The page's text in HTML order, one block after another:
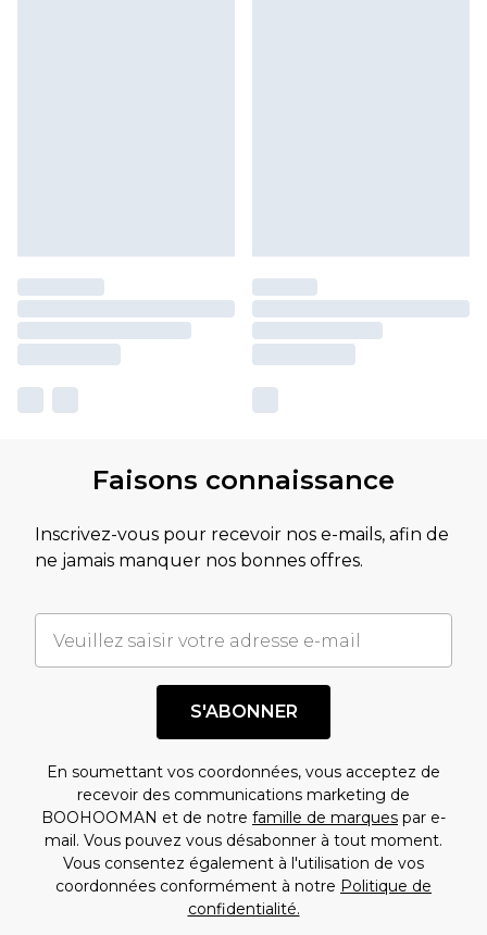
Faisons connaissance
Inscrivez-vous pour recevoir nos e-mails, afin de
ne jamais manquer nos bonnes offres.
S'ABONNER
En soumettant vos coordonnées, vous acceptez de
recevoir des communications marketing de
BOOHOOMAN et de notre famille de marques par e-
mail. Vous pouvez vous désabonner à tout moment.
Vous consentez également à l'utilisation de vos
coordonnées conformément à notre Politique de
confidentialité.